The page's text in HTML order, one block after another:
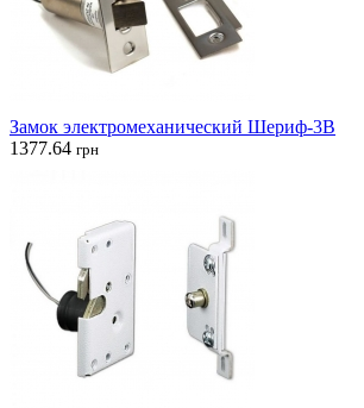
Замок электромеханический Шериф-3В
1377.64 грн